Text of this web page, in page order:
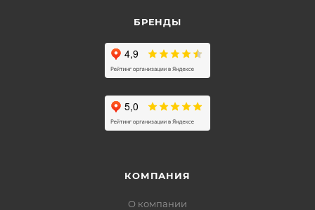
БРЕНДЫ
КОМПАНИЯ
О компании